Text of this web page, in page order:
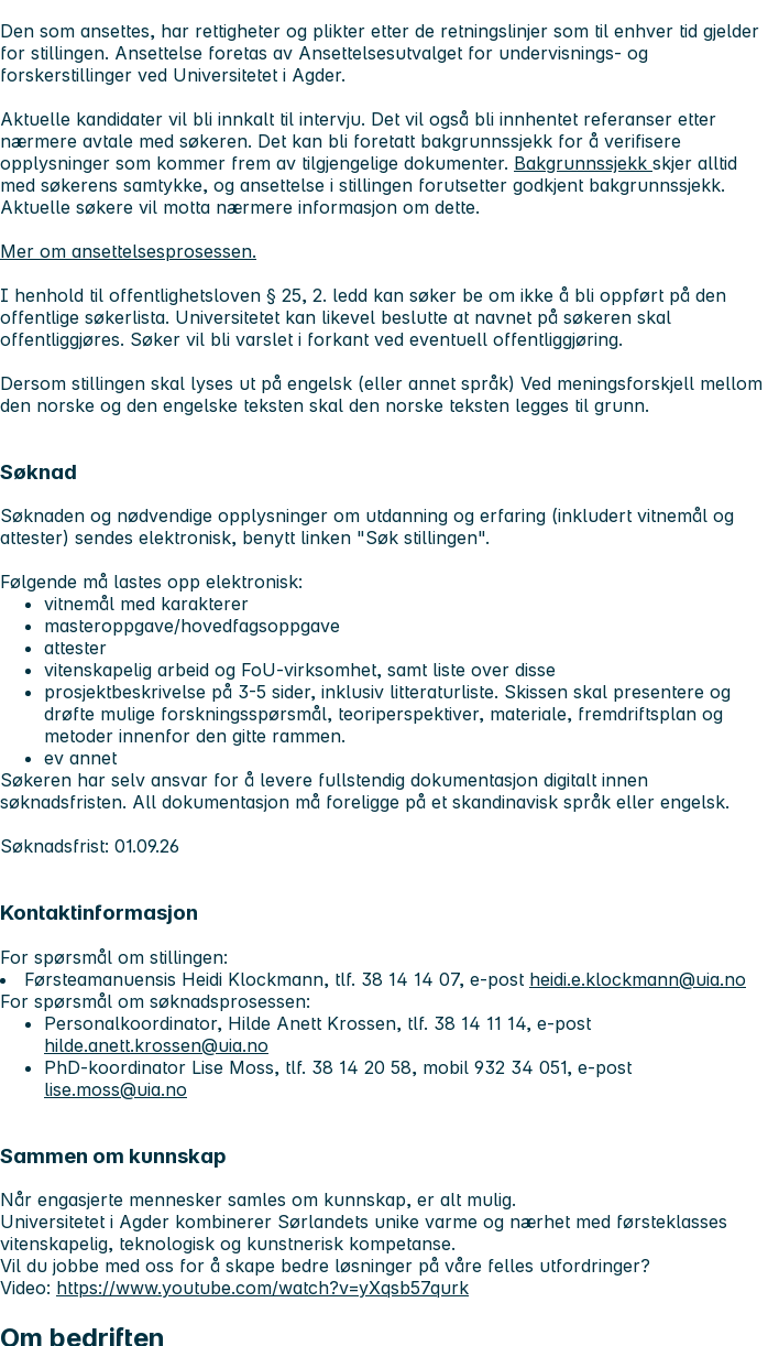
Den som ansettes, har rettigheter og plikter etter de retningslinjer som til enhver tid gjelder
for stillingen. Ansettelse foretas av Ansettelsesutvalget for undervisnings- og
forskerstillinger ved Universitetet i Agder.
Aktuelle kandidater vil bli innkalt til intervju. Det vil også bli innhentet referanser etter
nærmere avtale med søkeren. Det kan bli foretatt bakgrunnssjekk for å verifisere
opplysninger som kommer frem av tilgjengelige dokumenter. Bakgrunnssjekk skjer alltid
med søkerens samtykke, og ansettelse i stillingen forutsetter godkjent bakgrunnssjekk.
Aktuelle søkere vil motta nærmere informasjon om dette.
Mer om ansettelsesprosessen.
I henhold til offentlighetsloven § 25, 2. ledd kan søker be om ikke å bli oppført på den
offentlige søkerlista. Universitetet kan likevel beslutte at navnet på søkeren skal
offentliggjøres. Søker vil bli varslet i forkant ved eventuell offentliggjøring.
Dersom stillingen skal lyses ut på engelsk (eller annet språk) Ved meningsforskjell mellom
den norske og den engelske teksten skal den norske teksten legges til grunn.
Søknad
Søknaden og nødvendige opplysninger om utdanning og erfaring (inkludert vitnemål og
attester) sendes elektronisk, benytt linken "Søk stillingen".
Følgende må lastes opp elektronisk:
vitnemål med karakterer
masteroppgave/hovedfagsoppgave
attester
vitenskapelig arbeid og FoU-virksomhet, samt liste over disse
prosjektbeskrivelse på 3-5 sider, inklusiv litteraturliste. Skissen skal presentere og
drøfte mulige forskningsspørsmål, teoriperspektiver, materiale, fremdriftsplan og
metoder innenfor den gitte rammen.
ev annet
Søkeren har selv ansvar for å levere fullstendig dokumentasjon digitalt innen
søknadsfristen. All dokumentasjon må foreligge på et skandinavisk språk eller engelsk.
Søknadsfrist: 01.09.26
Kontaktinformasjon
For spørsmål om stillingen:
Førsteamanuensis Heidi Klockmann, tlf. 38 14 14 07, e-post heidi.e.klockmann@uia.no
For spørsmål om søknadsprosessen:
Personalkoordinator, Hilde Anett Krossen, tlf. 38 14 11 14, e-post
hilde.anett.krossen@uia.no
PhD-koordinator Lise Moss, tlf. 38 14 20 58, mobil 932 34 051, e-post
lise.moss@uia.no
Sammen om kunnskap
Når engasjerte mennesker samles om kunnskap, er alt mulig.
Universitetet i Agder kombinerer Sørlandets unike varme og nærhet med førsteklasses
vitenskapelig, teknologisk og kunstnerisk kompetanse.
Vil du jobbe med oss for å skape bedre løsninger på våre felles utfordringer?
Video: https://www.youtube.com/watch?v=yXqsb57qurk
Om bedriften